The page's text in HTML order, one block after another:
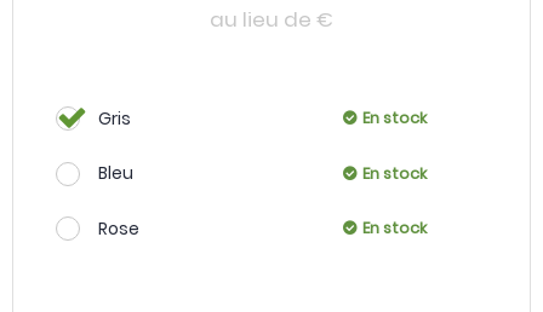
au lieu de €
Gris En stock
Bleu En stock
Rose En stock